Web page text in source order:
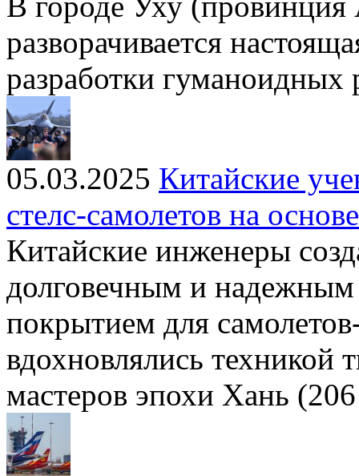
разворачивается
разработки гуманоидных
05.03.2025 Китайские
стелс-самолетов на
Китайские инженеры
долговечным и
покрытием для
вдохновлялись техникой
мастеров эпохи Хань